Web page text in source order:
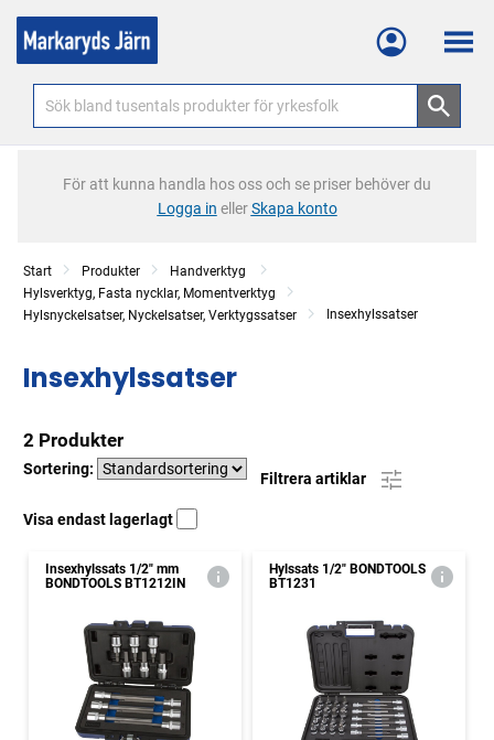
Meny
För att kunna handla hos oss och se priser behöver du
Logga in ellerSkapa konto
Start Produkter
Handverktyg
Hylsverktyg, Fasta nycklar, Momentverktyg
Hylsnyckelsatser, Nyckelsatser, Verktygssatser
Insexhylssatser
Insexhylssatser
2 Produkter
Sortering:
Filtrera artiklar
Visa endast lagerlagt
Insexhylssats 1/2" mm
BONDTOOLS BT1212IN
Hylssats 1/2" BONDTOOLS
BT1231